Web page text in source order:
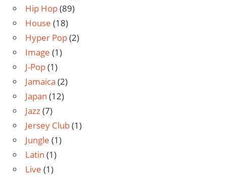
Hip Hop(89)
House (18)
Hyper Pop(2)
Image (1)
J-Pop(1)
Jamaica (2)
Japan (12)
Jazz(7)
Jersey Club(1)
Jungle (1)
Latin (1)
Live (1)